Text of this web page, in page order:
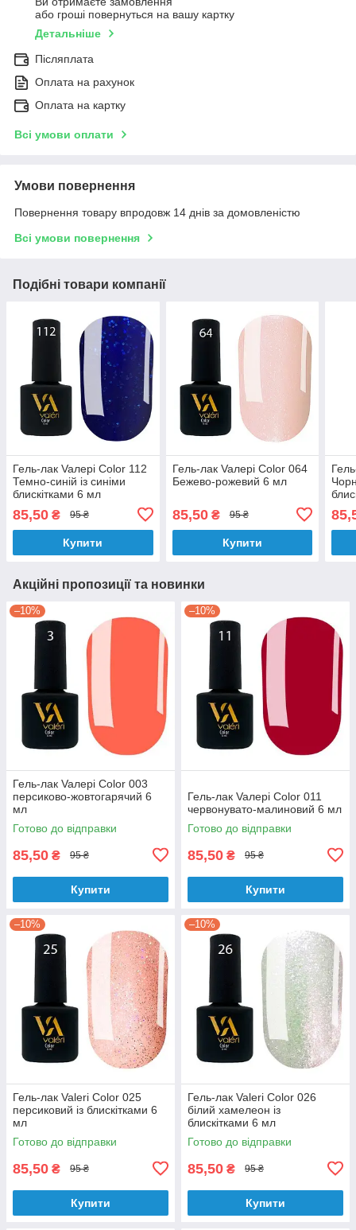
або гроші повернуться на вашу картку
Детальніше
Післяплата
Оплата на рахунок
Оплата на картку
Всі умови оплати
Умови повернення
Повернення товару впродовж 14 днів за домовленістю
Всі умови повернення
Подібні товари компанії
Гель-лак Vaлерi Color 112
Темно-синій із синіми
блискітками 6 мл
85,50 ₴ 95 ₴
Купити
Гель-лак Vaлерi Color 064
Бежево-рожевий 6 мл
85,50₴ 95 ₴
Купити
Акційні пропозиції та новинки
–10%
Гель-лак Vaлерi Color 003
персиково-жовтогарячий 6
мл
Готово до відправки
85,50 ₴ 95 ₴
Купити
–10%
Гель-лак Vaлерi Color 011
червонувато-малиновий 6 мл
Готово до відправки
85,50 ₴ 95 ₴
Купити
–10%
Гель-лак Valeri Color 025
персиковий із блискітками 6
мл
Готово до відправки
85,50 ₴ 95 ₴
Купити
–10%
Гель-лак Valeri Color 026
білий хамелеон із
блискітками 6 мл
Готово до відправки
85,50 ₴ 95 ₴
Купити